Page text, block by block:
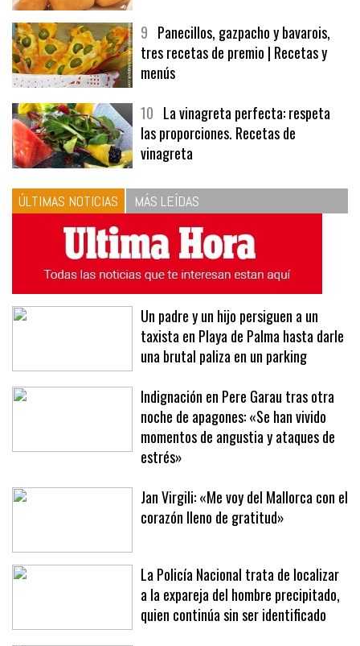
9Panecillos, gazpacho y bavarois,
tres recetas de premio | Recetas y
menús
10La vinagreta perfecta: respeta
las proporciones. Recetas de
vinagreta
ÚLTIMAS NOTICIAS MÁS LEÍDAS
Un padre y un hijo persiguen a un
taxista en Playa de Palma hasta darle
una brutal paliza en un parking
Indignación en Pere Garau tras otra
noche de apagones: «Se han vivido
momentos de angustia y ataques de
estrés»
Jan Virgili: «Me voy del Mallorca con el
La Policía Nacional trata de localizar
a la expareja del hombre precipitado,